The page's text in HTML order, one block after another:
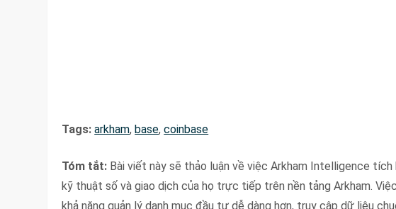
Tags:arkham,base,coinbase
Tóm tắt: Bài viết này sẽ thảo luận về việc Arkham Intelligence
kỹ thuật số và giao dịch của họ trực tiếp trên nền tảng Arkham.
khả năng quản lý danh mục đầu tư dễ dàng hơn, truy cập dữ liệu